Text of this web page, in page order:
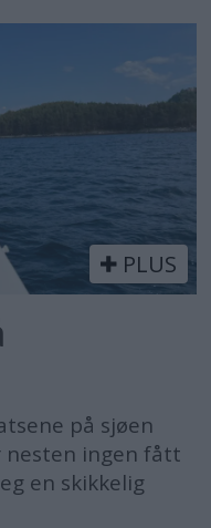
PLUS
på sjøen
nesten ingen fått
en skikkelig